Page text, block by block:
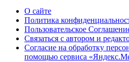
О сайте
Политика
Пользовательское
Связаться с автором и
Согласие на обработку
помощью сервиса